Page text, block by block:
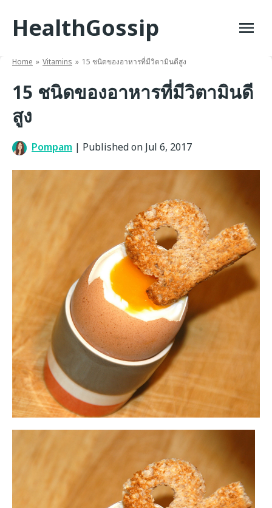
content
HealthGossip
Home Vitamins 15 ชนิดของอาหารที่มีวิตามินดีสูง
15 ชนิดของอาหารที่มีวิตามินดี
สูง
Pompam | Published on Jul 6, 2017